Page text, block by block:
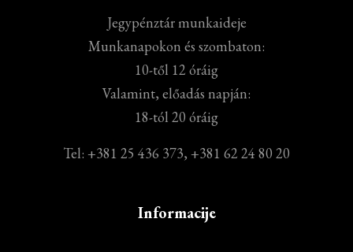
Jegypénztár munkaideje
Munkanapokon és szombaton:
10-től 12 óráig
Valamint, előadás napján:
18-tól 20 óráig
Tel: +381 25 436 373, +381 62 24 80 20
Informacije